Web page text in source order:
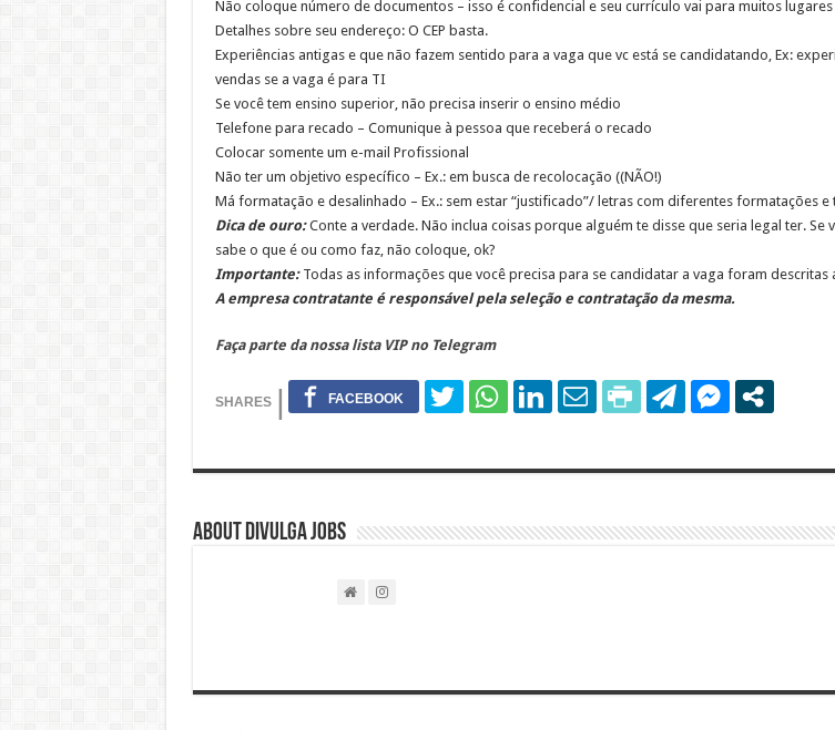
Não coloque número de documentos – isso é confidencial e seu currículo vai para muitos lugares
Detalhes sobre seu endereço: O CEP basta.
Experiências antigas e que não fazem sentido para a vaga que vc está se candidatando, Ex:
vendas se a vaga é para TI
Se você tem ensino superior, não precisa inserir o ensino médio
Telefone para recado – Comunique à pessoa que receberá o recado
Colocar somente um e-mail Profissional
Não ter um objetivo específico – Ex.: em busca de recolocação ((NÃO!)
Má formatação e desalinhado – Ex.: sem estar “justificado”/ letras com diferentes formatações e
Dica de ouro: Conte a verdade. Não inclua coisas porque alguém te disse que seria legal ter. Se
sabe o que é ou como faz, não coloque, ok?
Importante:Todas as informações que você precisa para se candidatar a vaga foram descritas
A empresa contratante é responsável pela seleção e contratação da mesma.
Faça parte da nossa lista VIP no Telegram
About DIVULGA JOBS